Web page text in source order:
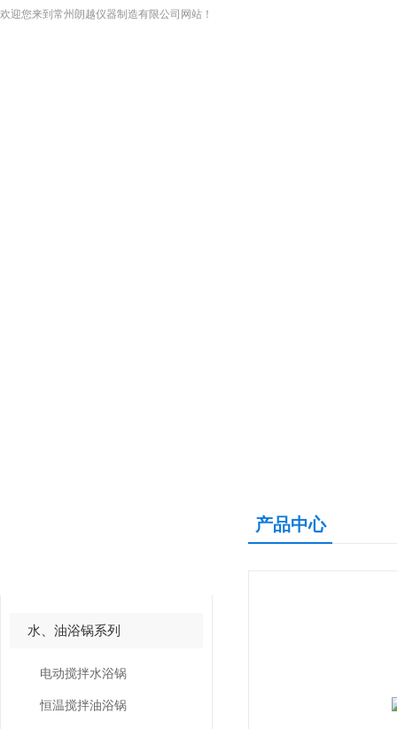
欢迎您来到常州朗越仪器制造有限公司网站！
水、油浴锅系列
电动搅拌水浴锅
恒温搅拌油浴锅
产品中心